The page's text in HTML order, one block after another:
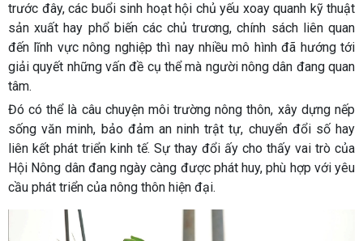
trước đây, các buổi sinh hoạt hội chủ yếu xoay quanh kỹ thuật
sản xuất hay phổ biến các chủ trương, chính sách liên quan
đến lĩnh vực nông nghiệp thì nay nhiều mô hình đã hướng tới
giải quyết những vấn đề cụ thể mà người nông dân đang quan
tâm.
Đó có thể là câu chuyện môi trường nông thôn, xây dựng nếp
sống văn minh, bảo đảm an ninh trật tự, chuyển đổi số hay
liên kết phát triển kinh tế. Sự thay đổi ấy cho thấy vai trò của
Hội Nông dân đang ngày càng được phát huy, phù hợp với yêu
cầu phát triển của nông thôn hiện đại.